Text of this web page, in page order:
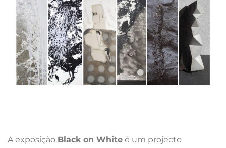
A exposição Black on White é um projecto